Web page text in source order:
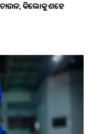
ଚାଉଳ, କିଲୋକୁ ଶହେ